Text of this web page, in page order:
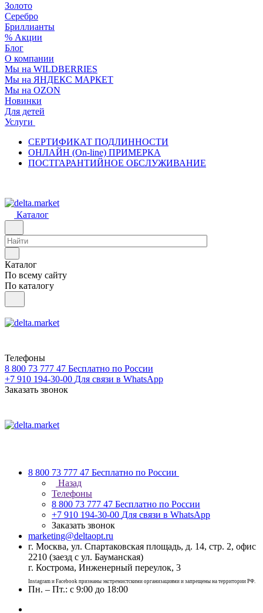
Золото
Серебро
Бриллианты
% Акции
Блог
О компании
Мы на WILDBERRIES
Мы на ЯНДЕКС МАРКЕТ
Мы на OZON
Новинки
Для детей
Услуги
СЕРТИФИКАТ ПОДЛИННОСТИ
ОНЛАЙН (On-line) ПРИМЕРКА
ПОСТГАРАНТИЙНОЕ ОБСЛУЖИВАНИЕ
Каталог
Каталог
По всему сайту
По каталогу
Телефоны
8 800 73 777 47 Бесплатно по России
+7 910 194-30-00 Для связи в WhatsApp
Заказать звонок
8 800 73 777 47 Бесплатно по России
Назад
Телефоны
8 800 73 777 47 Бесплатно по России
+7 910 194-30-00 Для связи в WhatsApp
Заказать звонок
marketing@deltaopt.ru
г. Москва, ул. Спартаковская площадь, д. 14, стр. 2, офис
2210 (заезд с ул. Бауманская)
г. Кострома, Инженерный переулок, 3
Instagram и Facebook признаны экстремистскими организациями и запрещены на территории РФ.
Пн. – Пт.: с 9:00 до 18:00